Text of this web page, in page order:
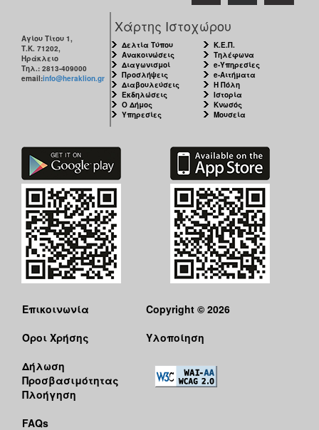
Αγίου Τίτου 1,
Τ.Κ. 71202,
Ηράκλειο
Τηλ.: 2813-409000
email:info@heraklion.gr
Χάρτης Ιστοχώρου
Δελτία Τύπου
Ανακοινώσεις
Διαγωνισμοί
Προσλήψεις
Διαβουλεύσεις
Εκδηλώσεις
Ο Δήμος
Υπηρεσίες
Κ.Ε.Π.
Τηλέφωνα
e-Υπηρεσίες
e-Αιτήματα
Η Πόλη
Ιστορία
Κνωσός
Μουσεία
Επικοινωνία
Όροι Χρήσης
Δήλωση
Προσβασιμότητας
Πλοήγηση
FAQs
Copyright © 2026
Υλοποίηση